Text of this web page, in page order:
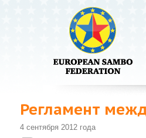
Регламент
4 сентября 2012 года